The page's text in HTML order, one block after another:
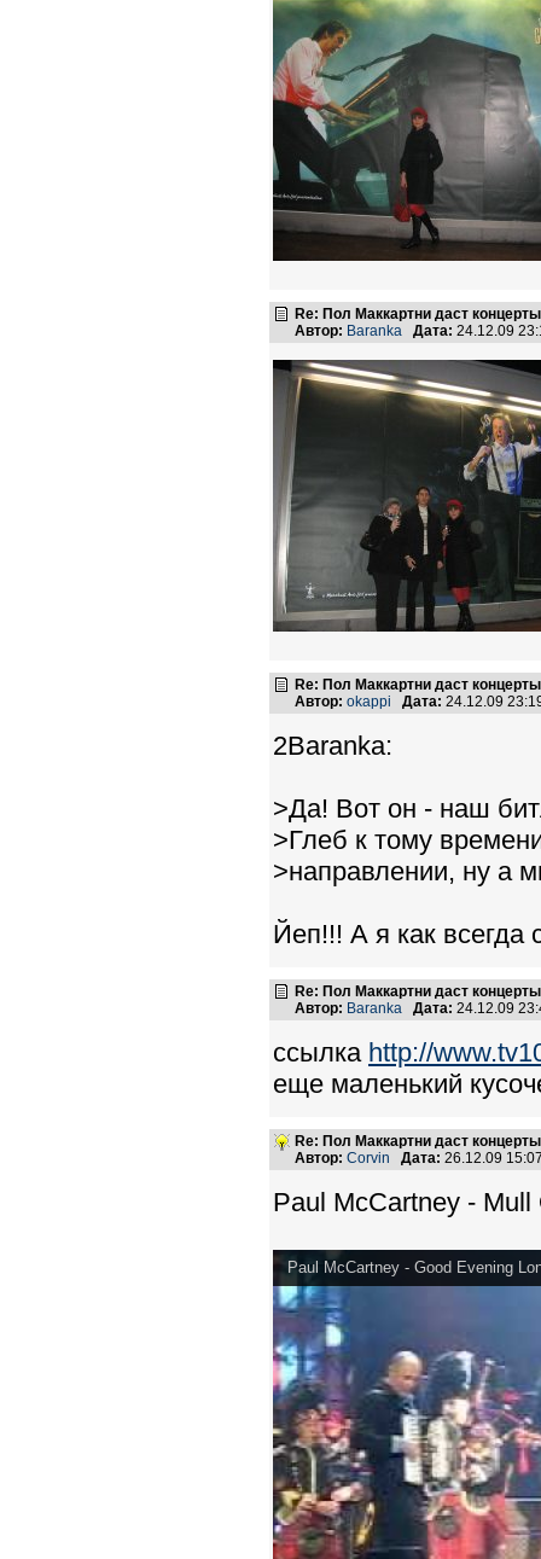
Re: Пол Маккартни даст
Автор: Baranka Дата: 24.12.09
Re: Пол Маккартни даст
Автор: okappi Дата: 24.12.09
2Baranka:
>Да! Вот он - наш
>Глеб к тому
>направлении, ну а
Йеп!!! А я как всегда
Re: Пол Маккартни даст
Автор: Baranka Дата: 24.12.09
ссылка http://
еще маленький
Re: Пол Маккартни даст
Автор: Corvin Дата: 26.12.09
Paul McCartney -
Paul McCartney - Good Evening